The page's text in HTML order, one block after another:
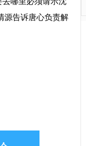
源告诉唐心负责解